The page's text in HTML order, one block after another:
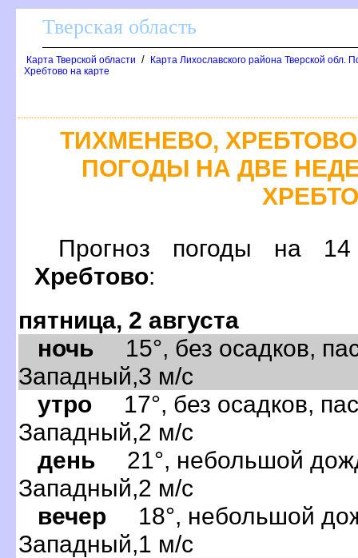
Тверская область
Карта Тверской области /
Карта Лихославского района Тверской обл.
Хребтово на карте
ТИХМЕНЕВО,
ПОГОДЫ НА ДВЕ
Прогноз погоды на
Хребтово:
пятница, 2 августа
ночь 15°, без осадков,
Западный,3 м/с
утро 17°, без осадков,
Западный,2 м/с
день 21°, небольшой
Западный,2 м/с
вечер 18°, небольшой
Западный,1 м/с